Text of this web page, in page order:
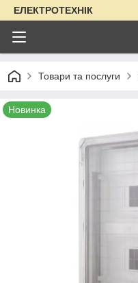
ЕЛЕКТРОТЕХНІК
Товари та послуги
Новинка